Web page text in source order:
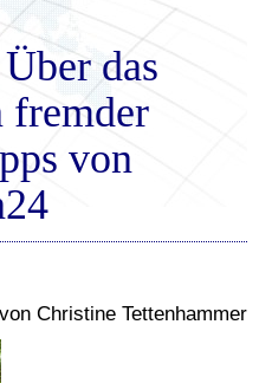
das
fremder
von
von Christine Tettenhammer